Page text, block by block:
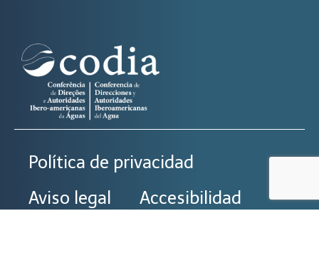
Política de privacidad
Aviso legal
Accesibilidad